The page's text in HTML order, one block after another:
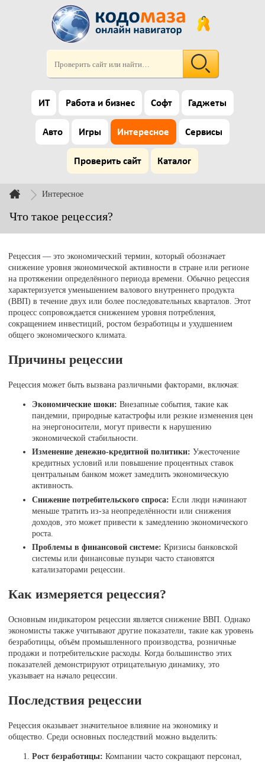
ИТ Работа и бизнес Софт Гаджеты
Авто Игры Интересное Сервисы
Проверить сайт Каталог
Интересное
Что такое рецессия?
Рецессия — это экономический термин, который обозначает
снижение уровня экономической активности в стране или регионе
на протяжении определённого периода времени. Обычно рецессия
характеризуется уменьшением валового внутреннего продукта
(ВВП) в течение двух или более последовательных кварталов. Этот
процесс сопровождается снижением уровня потребления,
сокращением инвестиций, ростом безработицы и ухудшением
общего экономического климата.
Причины рецессии
Рецессия может быть вызвана различными факторами, включая:
Экономические шоки: Внезапные события, такие как
пандемии, природные катастрофы или резкие изменения цен
на энергоносители, могут привести к нарушению
экономической стабильности.
Изменение денежно-кредитной политики: Ужесточение
кредитных условий или повышение процентных ставок
центральным банком может замедлить экономическую
активность.
Снижение потребительского спроса: Если люди начинают
меньше тратить из-за неопределённости или снижения
доходов, это может привести к замедлению экономического
роста.
Проблемы в финансовой системе: Кризисы банковской
системы или финансовые пузыри часто становятся
катализаторами рецессии.
Как измеряется рецессия?
Основным индикатором рецессии является снижение ВВП. Однако
экономисты также учитывают другие показатели, такие как уровень
безработицы, объём промышленного производства, розничные
продажи и потребительские расходы. Когда большинство этих
показателей демонстрируют отрицательную динамику, это
указывает на начало рецессии.
Последствия рецессии
Рецессия оказывает значительное влияние на экономику и
общество. Среди основных последствий можно выделить:
Рост безработицы: Компании часто сокращают персонал,